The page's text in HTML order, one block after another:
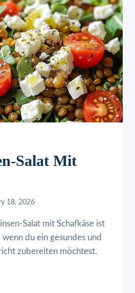
Salat Mit
18, 2026
Salat mit Schafkäse ist
du ein gesundes und
zubereiten möchtest.